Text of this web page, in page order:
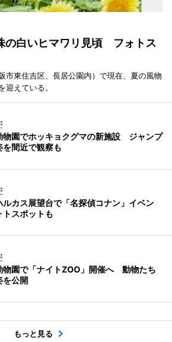
の白いヒマワリ見頃 フォトス
市東住吉区、長居公園内）で現在、夏の風物
迎えている。
物園でホッキョクグマの新施設 ジャンプ
を間近で観察も
ルカス展望台で「名探偵コナン」イベン
スポットも
物園で「ナイトZOO」開催へ 動物たち
を公開
もっと見る